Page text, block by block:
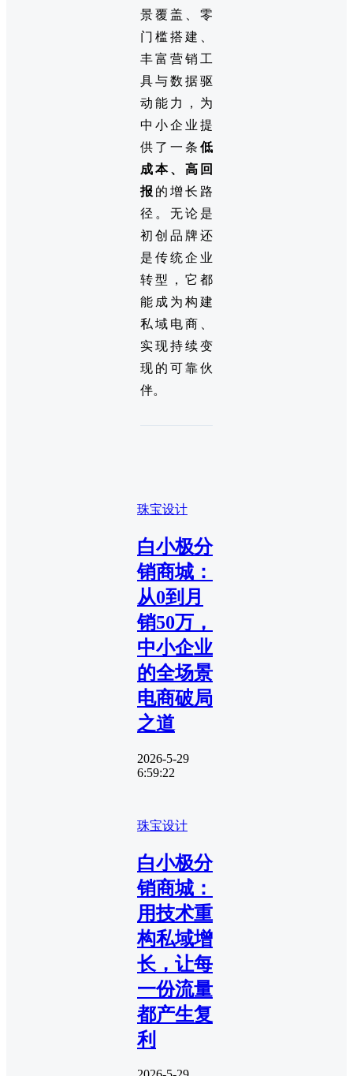
景覆盖、零
门槛搭建、
丰富营销工
具与数据驱
动能力，为
中小企业提
供了一条 低
成本、高回
报 的增长路
径。无论是
初创品牌还
是传统企业
转型，它都
能成为构建
私域电商、
实现持续变
现的可靠伙
伴。
珠宝设计
白小极分
销商城：
从0到月
销50万，
中小企业
的全场景
电商破局
之道
2026-5-29
6:59:22
珠宝设计
白小极分
销商城：
用技术重
构私域增
长，让每
一份流量
都产生复
利